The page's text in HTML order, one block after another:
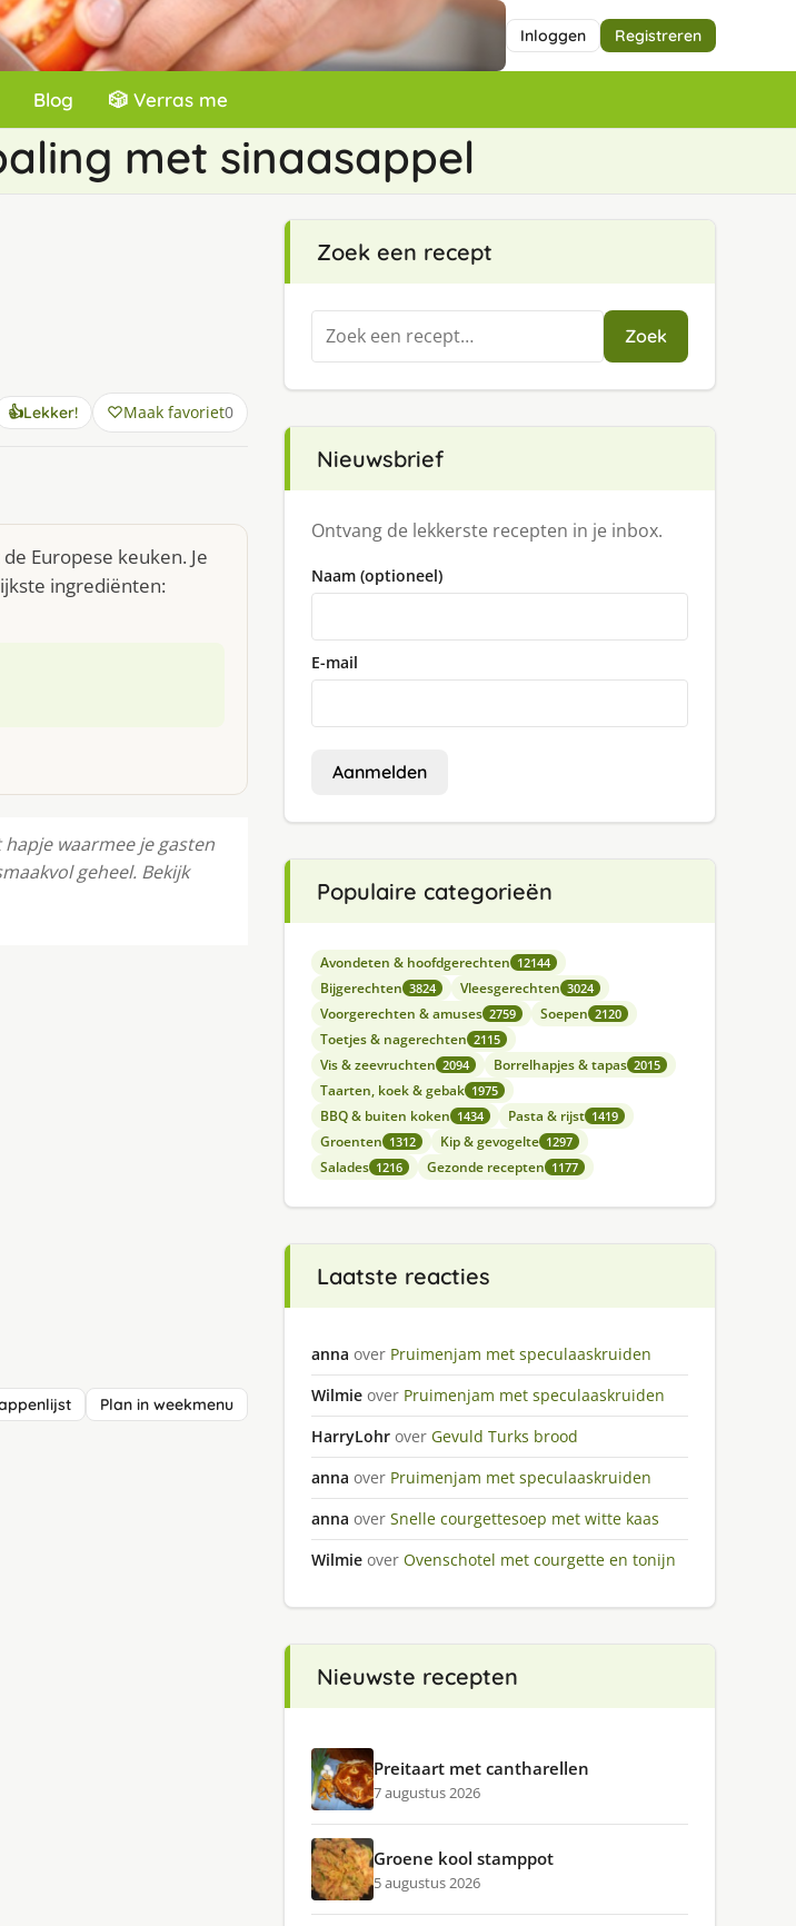
Inloggen Registreren
Blog 🎲 Verras me
met sinaasappel
👍Lekker! Maak favoriet0
Europese keuken. Je
ingrediënten:
waarmee je gasten
geheel. Bekijk
Plan in weekmenu
Zoek een recept
Zoeken
naar:
Zoek
Nieuwsbrief
Ontvang de lekkerste recepten in je inbox.
Naam (optioneel)
E-mail
Aanmelden
Populaire categorieën
Avondeten & hoofdgerechten 12144
Bijgerechten 3824 Vleesgerechten 3024
Voorgerechten & amuses 2759 Soepen 2120
Toetjes & nagerechten 2115
Vis & zeevruchten 2094 Borrelhapjes & tapas 2015
Taarten, koek & gebak 1975
BBQ & buiten koken 1434 Pasta & rijst 1419
Groenten 1312 Kip & gevogelte 1297
Salades 1216 Gezonde recepten 1177
Laatste reacties
anna over Pruimenjam met speculaaskruiden
Wilmie over Pruimenjam met speculaaskruiden
HarryLohr over Gevuld Turks brood
anna over Pruimenjam met speculaaskruiden
anna over Snelle courgettesoep met witte kaas
Wilmie over Ovenschotel met courgette en tonijn
Nieuwste recepten
Preitaart met cantharellen
7 augustus 2026
Groene kool stamppot
5 augustus 2026